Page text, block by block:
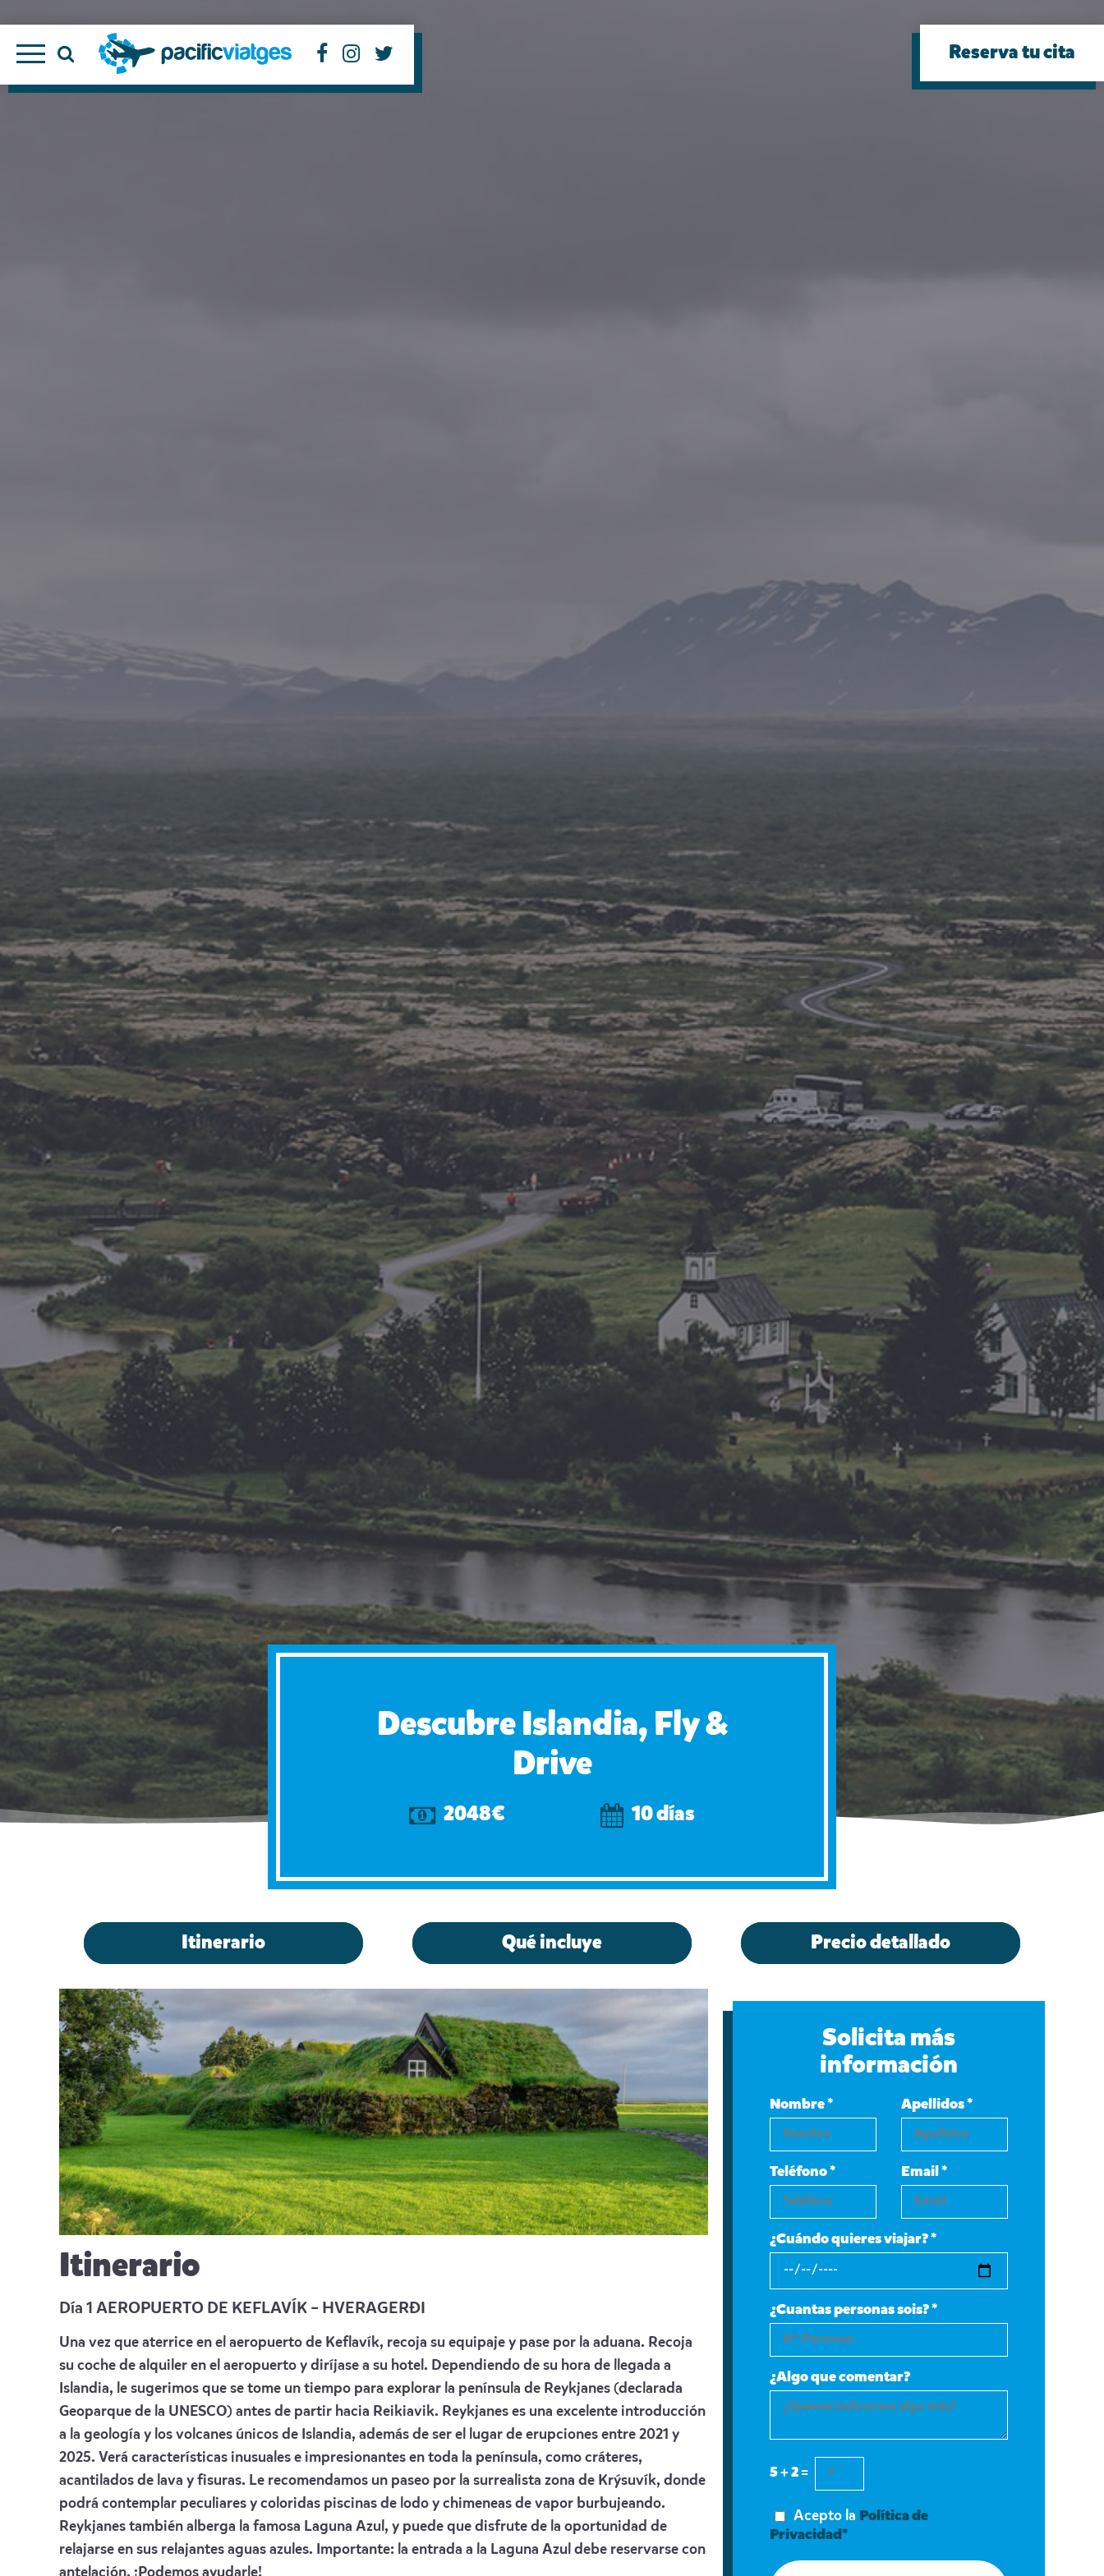
Reserva tu cita
Descubre Islandia, Fly &
Drive
2048€ 10 días
Itinerario Qué incluye Precio detallado
Itinerario
Día 1 AEROPUERTO DE KEFLAVÍK – HVERAGERÐI
Una vez que aterrice en el aeropuerto de Keflavík, recoja su equipaje y pase por la aduana. Recoja
su coche de alquiler en el aeropuerto y diríjase a su hotel. Dependiendo de su hora de llegada a
Islandia, le sugerimos que se tome un tiempo para explorar la península de Reykjanes (declarada
Geoparque de la UNESCO) antes de partir hacia Reikiavik. Reykjanes es una excelente introducción
a la geología y los volcanes únicos de Islandia, además de ser el lugar de erupciones entre 2021 y
2025. Verá características inusuales e impresionantes en toda la península, como cráteres,
acantilados de lava y fisuras. Le recomendamos un paseo por la surrealista zona de Krýsuvík, donde
podrá contemplar peculiares y coloridas piscinas de lodo y chimeneas de vapor burbujeando.
Reykjanes también alberga la famosa Laguna Azul, y puede que disfrute de la oportunidad de
relajarse en sus relajantes aguas azules. Importante: la entrada a la Laguna Azul debe reservarse con
antelación. ¡Podemos ayudarle!
Solicita más
información
Nombre * Apellidos *
Teléfono * Email *
¿Cuándo quieres viajar? *
¿Cuantas personas sois? *
¿Algo que comentar?
5 + 2 =
Acepto la Política de
Privacidad*